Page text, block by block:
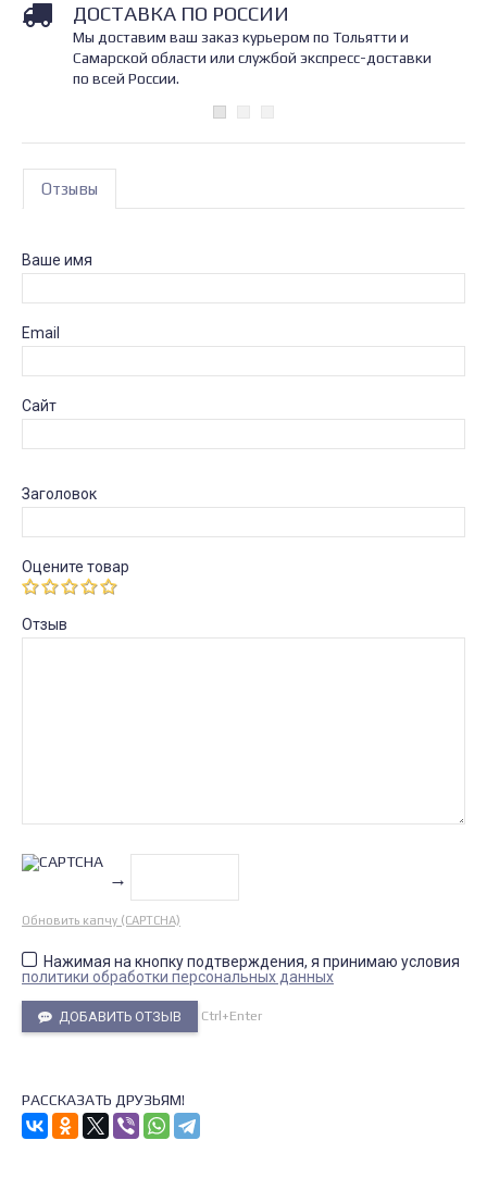
ДОСТАВКА ПО РОССИИ
Мы доставим ваш заказ курьером по Тольятти и
Самарской области или службой экспресс-доставки
по всей России.
Отзывы
Ваше имя
Email
Сайт
Заголовок
Оцените товар
Отзыв
→
Обновить капчу (CAPTCHA)
Нажимая на кнопку подтверждения, я принимаю условия
политики обработки персональных данных
ДОБАВИТЬ ОТЗЫВ Ctrl+Enter
РАССКАЗАТЬ ДРУЗЬЯМ!